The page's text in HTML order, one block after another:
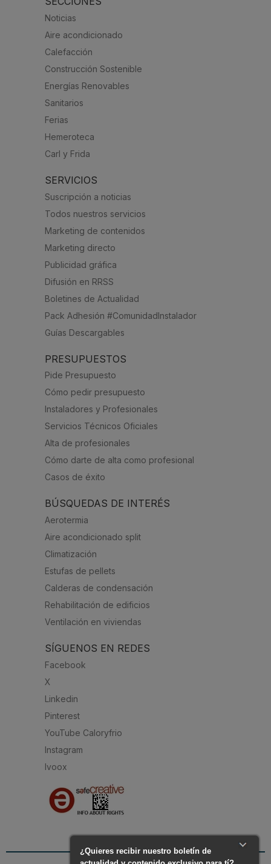
Noticias
Aire acondicionado
Calefacción
Construcción Sostenible
Energías Renovables
Sanitarios
Ferias
Hemeroteca
Carl y Frida
SERVICIOS
Suscripción a noticias
Todos nuestros servicios
Marketing de contenidos
Marketing directo
Publicidad gráfica
Difusión en RRSS
Boletines de Actualidad
Pack Adhesión #ComunidadInstalador
Guías Descargables
PRESUPUESTOS
Pide Presupuesto
Cómo pedir presupuesto
Instaladores y Profesionales
Servicios Técnicos Oficiales
Alta de profesionales
Cómo darte de alta como profesional
Casos de éxito
BÚSQUEDAS DE INTERÉS
Aerotermia
Aire acondicionado split
Climatización
Estufas de pellets
Calderas de condensación
Rehabilitación de edificios
Ventilación en viviendas
SÍGUENOS EN REDES
Facebook
X
Linkedin
Pinterest
YouTube Caloryfrio
Instagram
Ivoox